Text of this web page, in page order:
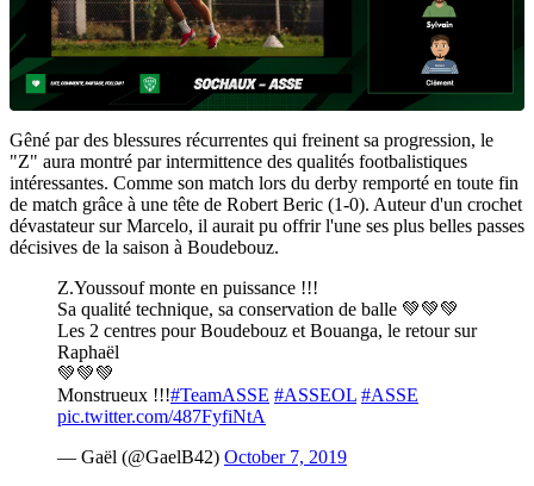
Gêné par des blessures récurrentes qui freinent sa progression, le
"Z" aura montré par intermittence des qualités footbalistiques
intéressantes. Comme son match lors du derby remporté en toute fin
de match grâce à une tête de Robert Beric (1-0). Auteur d'un crochet
dévastateur sur Marcelo, il aurait pu offrir l'une ses plus belles passes
décisives de la saison à Boudebouz.
Z.Youssouf monte en puissance !!!
Sa qualité technique, sa conservation de balle 💚💚💚
Les 2 centres pour Boudebouz et Bouanga, le retour sur
Raphaël
💚💚💚
Monstrueux !!!#TeamASSE #ASSEOL #ASSE
pic.twitter.com/487FyfiNtA
— Gaël (@GaelB42) October 7, 2019